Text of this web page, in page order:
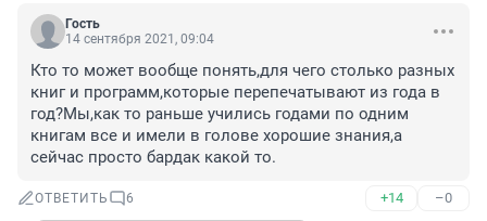
Гость
14 сентября 2021, 09:04
Кто то может вообще понять,для чего столько разных
книг и программ,которые перепечатывают из года в
год?Мы,как то раньше учились годами по одним
книгам все и имели в голове хорошие знания,а
сейчас просто бардак какой то.
ОТВЕТИТЬ 6 +14 –0